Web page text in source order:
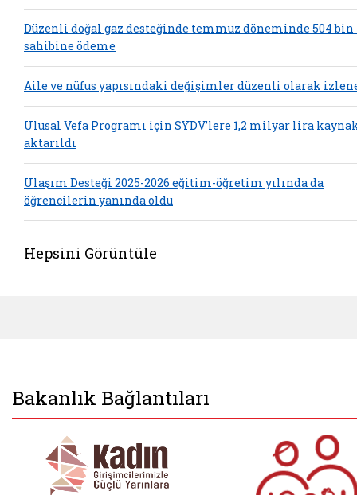
Düzenli doğal gaz desteğinde temmuz döneminde 504
sahibine ödeme
Aile ve nüfus yapısındaki değişimler düzenli olarak
Ulusal Vefa Programı için SYDV’lere 1,2 milyar lira
aktarıldı
Ulaşım Desteği 2025-2026 eğitim-öğretim yılında da
öğrencilerin yanında oldu
Hepsini Görüntüle
Bakanlık Bağlantıları